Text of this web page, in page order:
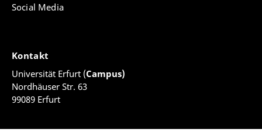
Social Media
Kontakt
Universität Erfurt (Campus)
Nordhäuser Str. 63
99089 Erfurt